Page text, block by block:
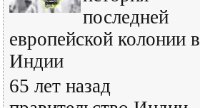
последней
европейской колонии в
Индии
65 лет назад